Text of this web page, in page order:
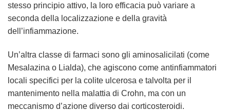
stesso principio attivo, la loro efficacia può variare a
seconda della localizzazione e della gravità
dell’infiammazione.
Un’altra classe di farmaci sono gli aminosalicilati (come
Mesalazina o Lialda), che agiscono come antinfiammatori
locali specifici per la colite ulcerosa e talvolta per il
mantenimento nella malattia di Crohn, ma con un
meccanismo d’azione diverso dai corticosteroidi.